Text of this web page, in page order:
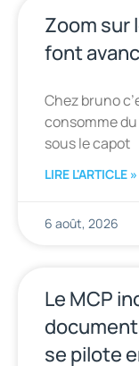
Zoom sur
font
Chez bruno
consomme
sous le capot
LIRE L'ARTICLE »
6 août, 2026
Le MCP
se pilote